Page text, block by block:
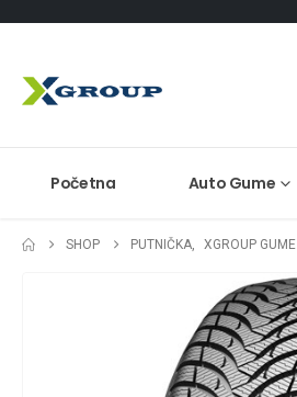
Početna Auto Gume
SHOP PUTNIČKA, XGROUP GUME